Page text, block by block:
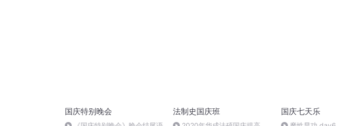
国庆特别晚会 法制史国庆班 国庆七天乐